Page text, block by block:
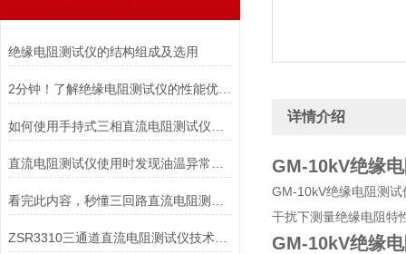
绝缘电阻测试仪的结构组成及选用
2分钟！了解绝缘电阻测试仪的性能优势！
ZSR3310三通道直流电阻测试仪技术特点
详情介绍
GM-10kV绝缘
GM-10kV绝缘电阻测试
干扰下测量绝缘电阻特
GM-10kV绝缘